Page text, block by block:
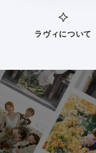
ラヴィについて